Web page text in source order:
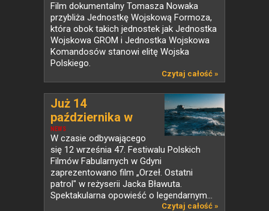
Film dokumentalny Tomasza Nowaka
przybliża Jednostkę Wojskową Formoza,
która obok takich jednostek jak Jednostka
Wojskowa GROM i Jednostka Wojskowa
Komandosów stanowi elitę Wojska
Polskiego.
Czytaj całość »
NEWS
Już 14
października w
kinach...
W czasie odbywającego
się 12 września 47. Festiwalu Polskich
Filmów Fabularnych w Gdyni
zaprezentowano film „Orzeł. Ostatni
patrol" w reżyserii Jacka Bławuta.
Spektakularna opowieść o legendarnym...
Czytaj całość »